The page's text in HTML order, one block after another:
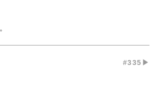
#335▶︎